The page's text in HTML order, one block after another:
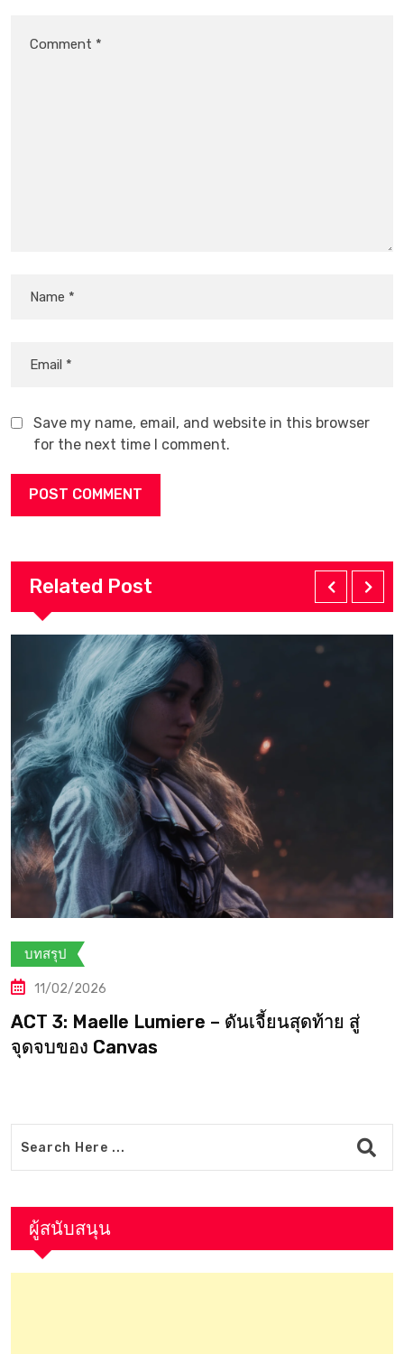
Save my name, email, and website in this browser
for the next time I comment.
Related Post
สู่
10/02/2026
Clair Obscur: Expedition 33 — ACT 3:
Maelle’s
ผู้สนับสนุน